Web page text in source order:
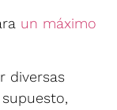
un máximo
diversas